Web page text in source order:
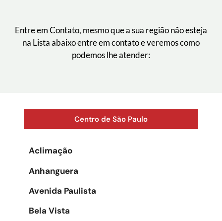
Entre em Contato, mesmo que a sua região não esteja
na Lista abaixo entre em contato e veremos como
podemos lhe atender:
Centro de São Paulo
Aclimação
Anhanguera
Avenida Paulista
Bela Vista